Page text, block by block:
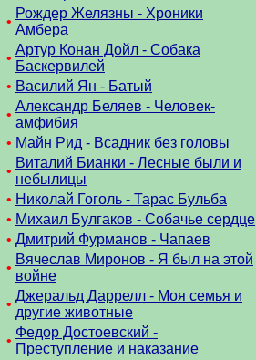
•
Рождер Желязны - Хроники
Амбера
•
Артур Конан Дойл - Собака
Баскервилей
• Василий Ян - Батый
•
Александр Беляев - Человек-
амфибия
• Майн Рид - Всадник без головы
•
Виталий Бианки - Лесные были и
небылицы
• Николай Гоголь - Тарас Бульба
• Михаил Булгаков - Собачье сердце
• Дмитрий Фурманов - Чапаев
•
Вячеслав Миронов - Я был на этой
войне
•
Джеральд Даррелл - Моя семья и
другие животные
•
Федор Достоевский -
Преступление и наказание